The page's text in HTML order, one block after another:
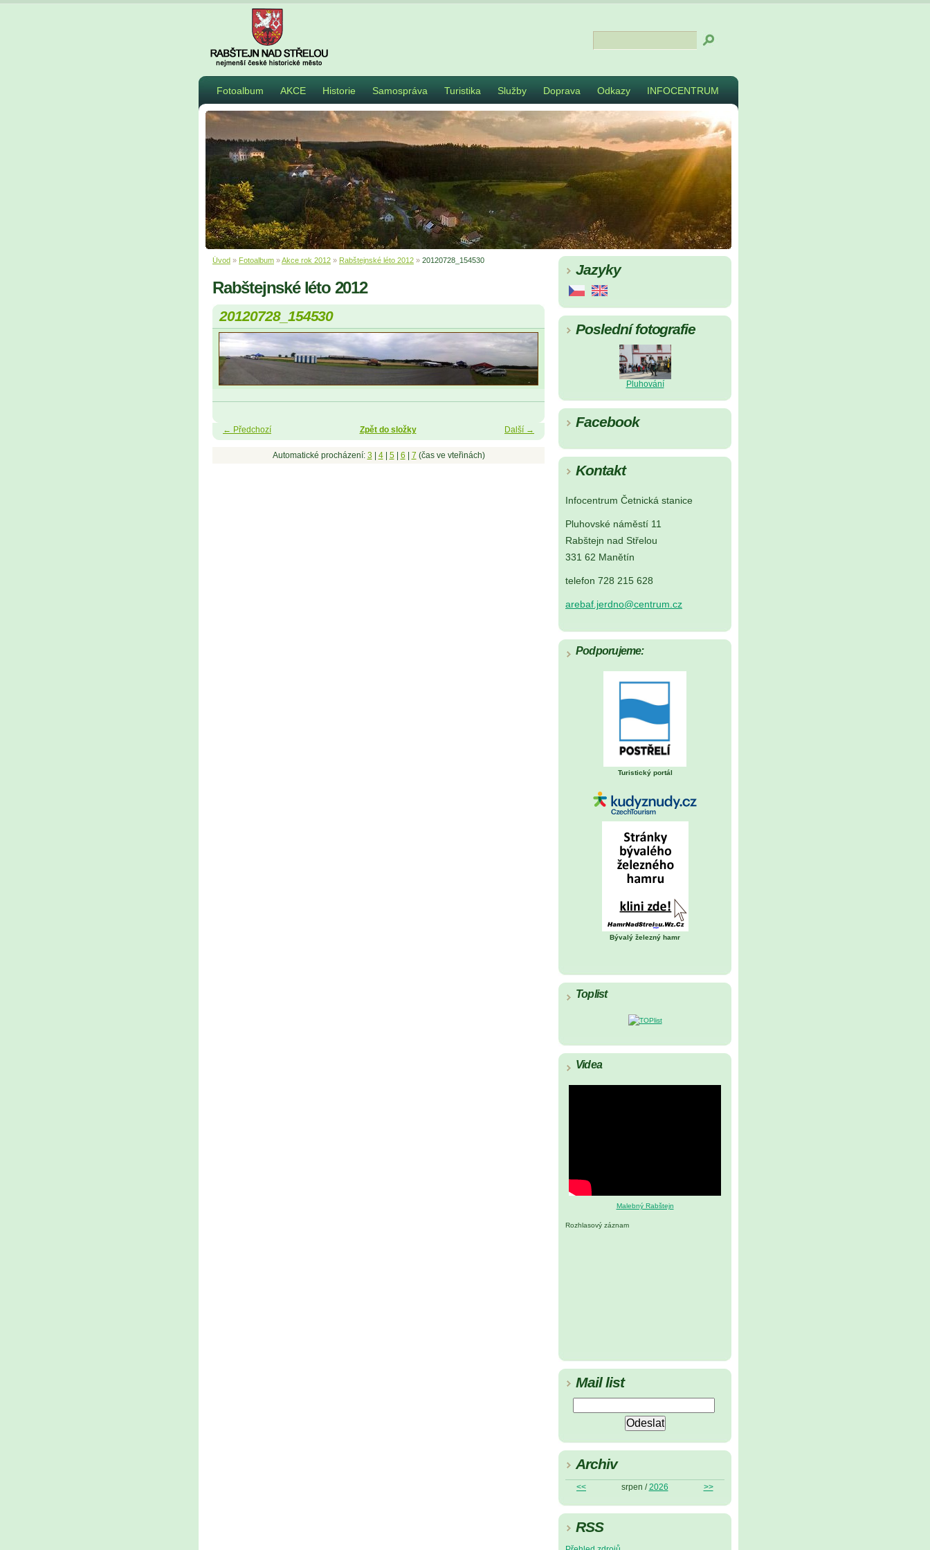
Fotoalbum AKCE Historie Samospráva Turistika Služby Doprava Odkazy INFOCENTRUM
Jazyky
Poslední fotografie
Pluhování
Facebook
Kontakt
Infocentrum Četnická stanice
Pluhovské náměstí 11
Rabštejn nad Střelou
331 62 Manětín
telefon 728 215 628
arebaf.jerdno@centrum.cz
Podporujeme:
Turistický portál
Bývalý železný hamr
Toplist
Videa
Malebný Rabštejn
Rozhlasový záznam
Mail list
Archiv
<< srpen /2026 >>
RSS
Úvod » Fotoalbum »Akce rok 2012 » Rabštejnské léto 2012 » 20120728_154530
Rabštejnské léto 2012
20120728_154530
← Předchozí Další →
Zpět do složky
Automatické procházení: 3 4| 5| 6 7 (čas ve vteřinách)